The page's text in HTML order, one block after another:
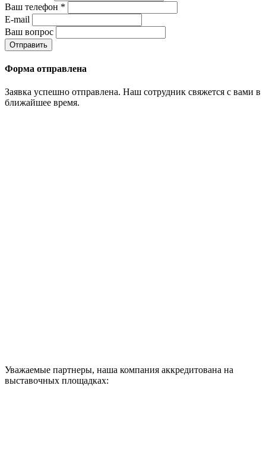
Ваш телефон *
E-mail
Ваш вопрос
Отправить
Форма отправлена
Заявка успешно отправлена. Наш сотрудник свяжется с вами в
ближайшее время.
Уважаемые партнеры, наша компания аккредитована на
выставочных площадках: